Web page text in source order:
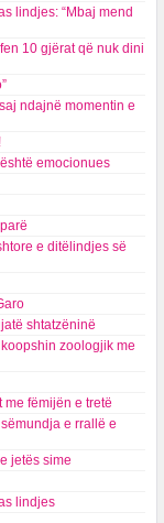
lindjes: “Mbaj mend
10 gjërat që nuk dini
ndajnë momentin e
emocionues
e ditëlindjes së
shtatzëninë
zoologjik me
fëmijën e tretë
e rrallë e
jetës sime
lindjes